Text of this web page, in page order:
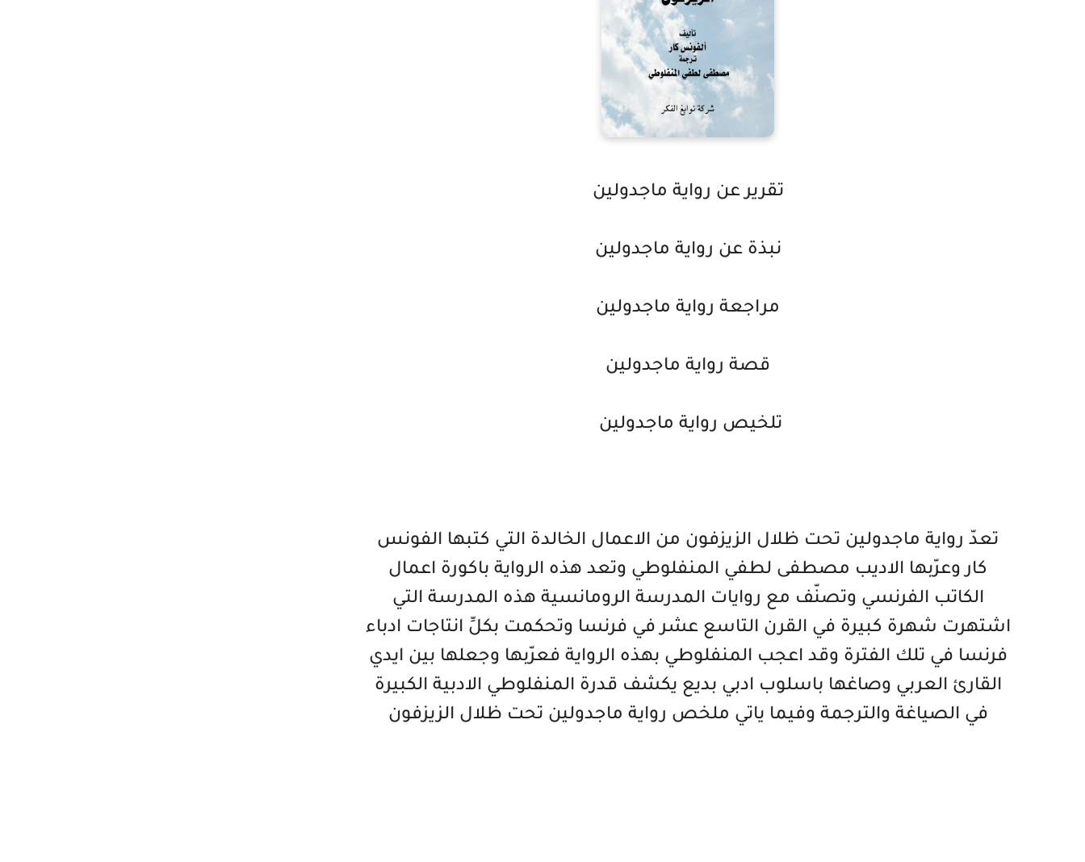
تقرير عن رواية ماجدولين
نبذة عن رواية ماجدولين
مراجعة رواية ماجدولين
قصة رواية ماجدولين
تلخيص رواية ماجدولين
تعدّ رواية ماجدولين تحت ظلال الزيزفون من الاعمال الخالدة التي كتبها الفونس
كار وعرّبها الاديب مصطفى لطفي المنفلوطي وتعد هذه الرواية باكورة اعمال
الكاتب الفرنسي وتصنّف مع روايات المدرسة الرومانسية هذه المدرسة التي
اشتهرت شهرة كبيرة في القرن التاسع عشر في فرنسا وتحكمت بكلِّ انتاجات ادباء
فرنسا في تلك الفترة وقد اعجب المنفلوطي بهذه الرواية فعرّبها وجعلها بين ايدي
القارئ العربي وصاغها باسلوب ادبي بديع يكشف قدرة المنفلوطي الادبية الكبيرة
في الصياغة والترجمة وفيما ياتي ملخص رواية ماجدولين تحت ظلال الزيزفون